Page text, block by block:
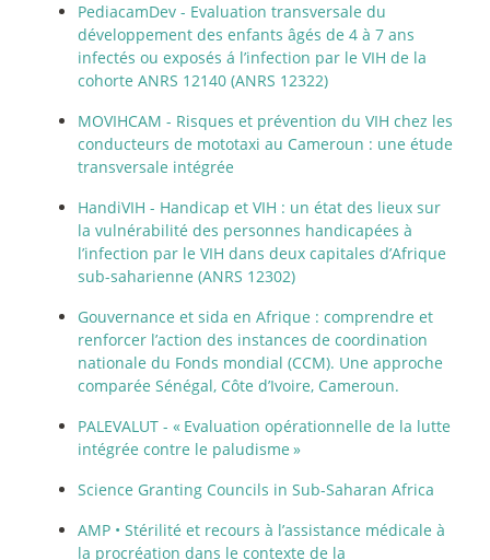
PediacamDev - Evaluation transversale du
développement des enfants âgés de 4 à 7 ans
infectés ou exposés á l’infection par le VIH de la
cohorte ANRS 12140 (ANRS 12322)
MOVIHCAM - Risques et prévention du VIH chez les
conducteurs de mototaxi au Cameroun : une étude
transversale intégrée
HandiVIH - Handicap et VIH : un état des lieux sur
la vulnérabilité des personnes handicapées à
l’infection par le VIH dans deux capitales d’Afrique
sub-saharienne (ANRS 12302)
Gouvernance et sida en Afrique : comprendre et
renforcer l’action des instances de coordination
nationale du Fonds mondial (CCM). Une approche
comparée Sénégal, Côte d’Ivoire, Cameroun.
PALEVALUT - « Evaluation opérationnelle de la lutte
intégrée contre le paludisme »
Science Granting Councils in Sub-Saharan Africa
AMP • Stérilité et recours à l’assistance médicale à
la procréation dans le contexte de la